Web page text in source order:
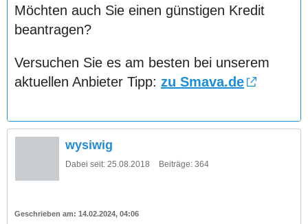
Möchten auch Sie einen günstigen Kredit
beantragen?
Versuchen Sie es am besten bei unserem
aktuellen Anbieter Tipp: zu Smava.de
wysiwig
Dabei seit: 25.08.2018 Beiträge: 364
14.02.2024, 04:06